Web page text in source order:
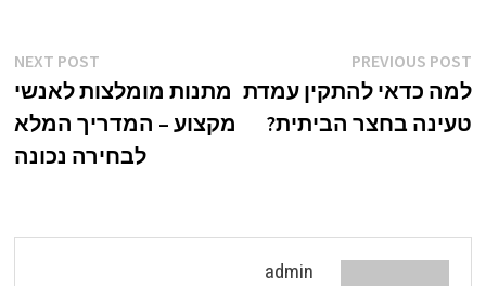
ניווט
PREVIOUS POST
Previous
post:
למה כדאי להתקין עמדת
טעינה בחצר הביתית?
NEXT POST
מתנות מומלצות לאנשי
מקצוע – המדריך המלא
לבחירה נכונה
admin